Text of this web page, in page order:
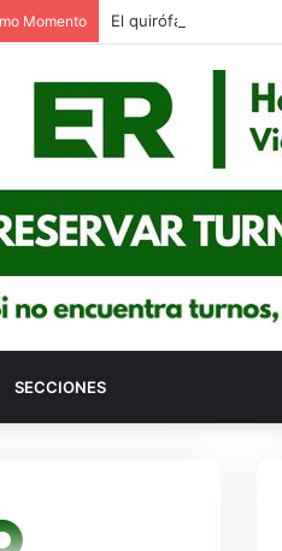
Momento El quirófano lleva el
SECCIONES